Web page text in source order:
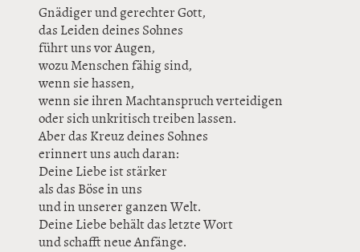
Gnädiger und gerechter Gott,
das Leiden deines Sohnes
führt uns vor Augen,
wozu Menschen fähig sind,
wenn sie hassen,
wenn sie ihren Machtanspruch verteidigen
oder sich unkritisch treiben lassen.
Aber das Kreuz deines Sohnes
erinnert uns auch daran:
Deine Liebe ist stärker
als das Böse in uns
und in unserer ganzen Welt.
Deine Liebe behält das letzte Wort
und schafft neue Anfänge.